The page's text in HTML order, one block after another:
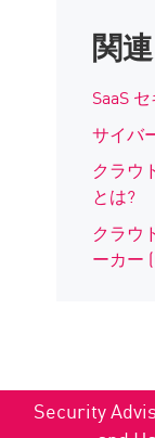
関
SaaS
サイバ
クラウ
とは?
クラウ
ーカー
Security